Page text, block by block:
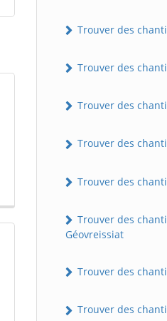
Trouver des
Trouver des
Trouver des
Trouver des
Trouver des
Trouver des
Géovreissiat
Trouver des
Trouver des